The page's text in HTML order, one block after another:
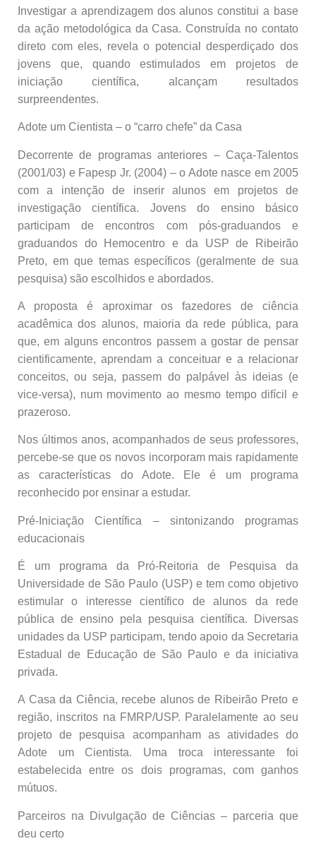
Investigar a aprendizagem dos alunos constitui a base
da ação metodológica da Casa. Construída no contato
direto com eles, revela o potencial desperdiçado dos
jovens que, quando estimulados em projetos de
iniciação científica, alcançam resultados
surpreendentes.
Adote um Cientista – o “carro chefe” da Casa
Decorrente de programas anteriores – Caça-Talentos
(2001/03) e Fapesp Jr. (2004) – o Adote nasce em 2005
com a intenção de inserir alunos em projetos de
investigação científica. Jovens do ensino básico
participam de encontros com pós-graduandos e
graduandos do Hemocentro e da USP de Ribeirão
Preto, em que temas específicos (geralmente de sua
pesquisa) são escolhidos e abordados.
A proposta é aproximar os fazedores de ciência
acadêmica dos alunos, maioria da rede pública, para
que, em alguns encontros passem a gostar de pensar
cientificamente, aprendam a conceituar e a relacionar
conceitos, ou seja, passem do palpável às ideias (e
vice-versa), num movimento ao mesmo tempo difícil e
prazeroso.
Nos últimos anos, acompanhados de seus professores,
percebe-se que os novos incorporam mais rapidamente
as características do Adote. Ele é um programa
reconhecido por ensinar a estudar.
Pré-Iniciação Científica – sintonizando programas
educacionais
É um programa da Pró-Reitoria de Pesquisa da
Universidade de São Paulo (USP) e tem como objetivo
estimular o interesse científico de alunos da rede
pública de ensino pela pesquisa científica. Diversas
unidades da USP participam, tendo apoio da Secretaria
Estadual de Educação de São Paulo e da iniciativa
privada.
A Casa da Ciência, recebe alunos de Ribeirão Preto e
região, inscritos na FMRP/USP. Paralelamente ao seu
projeto de pesquisa acompanham as atividades do
Adote um Cientista. Uma troca interessante foi
estabelecida entre os dois programas, com ganhos
mútuos.
Parceiros na Divulgação de Ciências – parceria que
deu certo